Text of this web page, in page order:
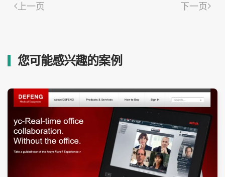
上一页 下一页
您可能感兴趣的案例